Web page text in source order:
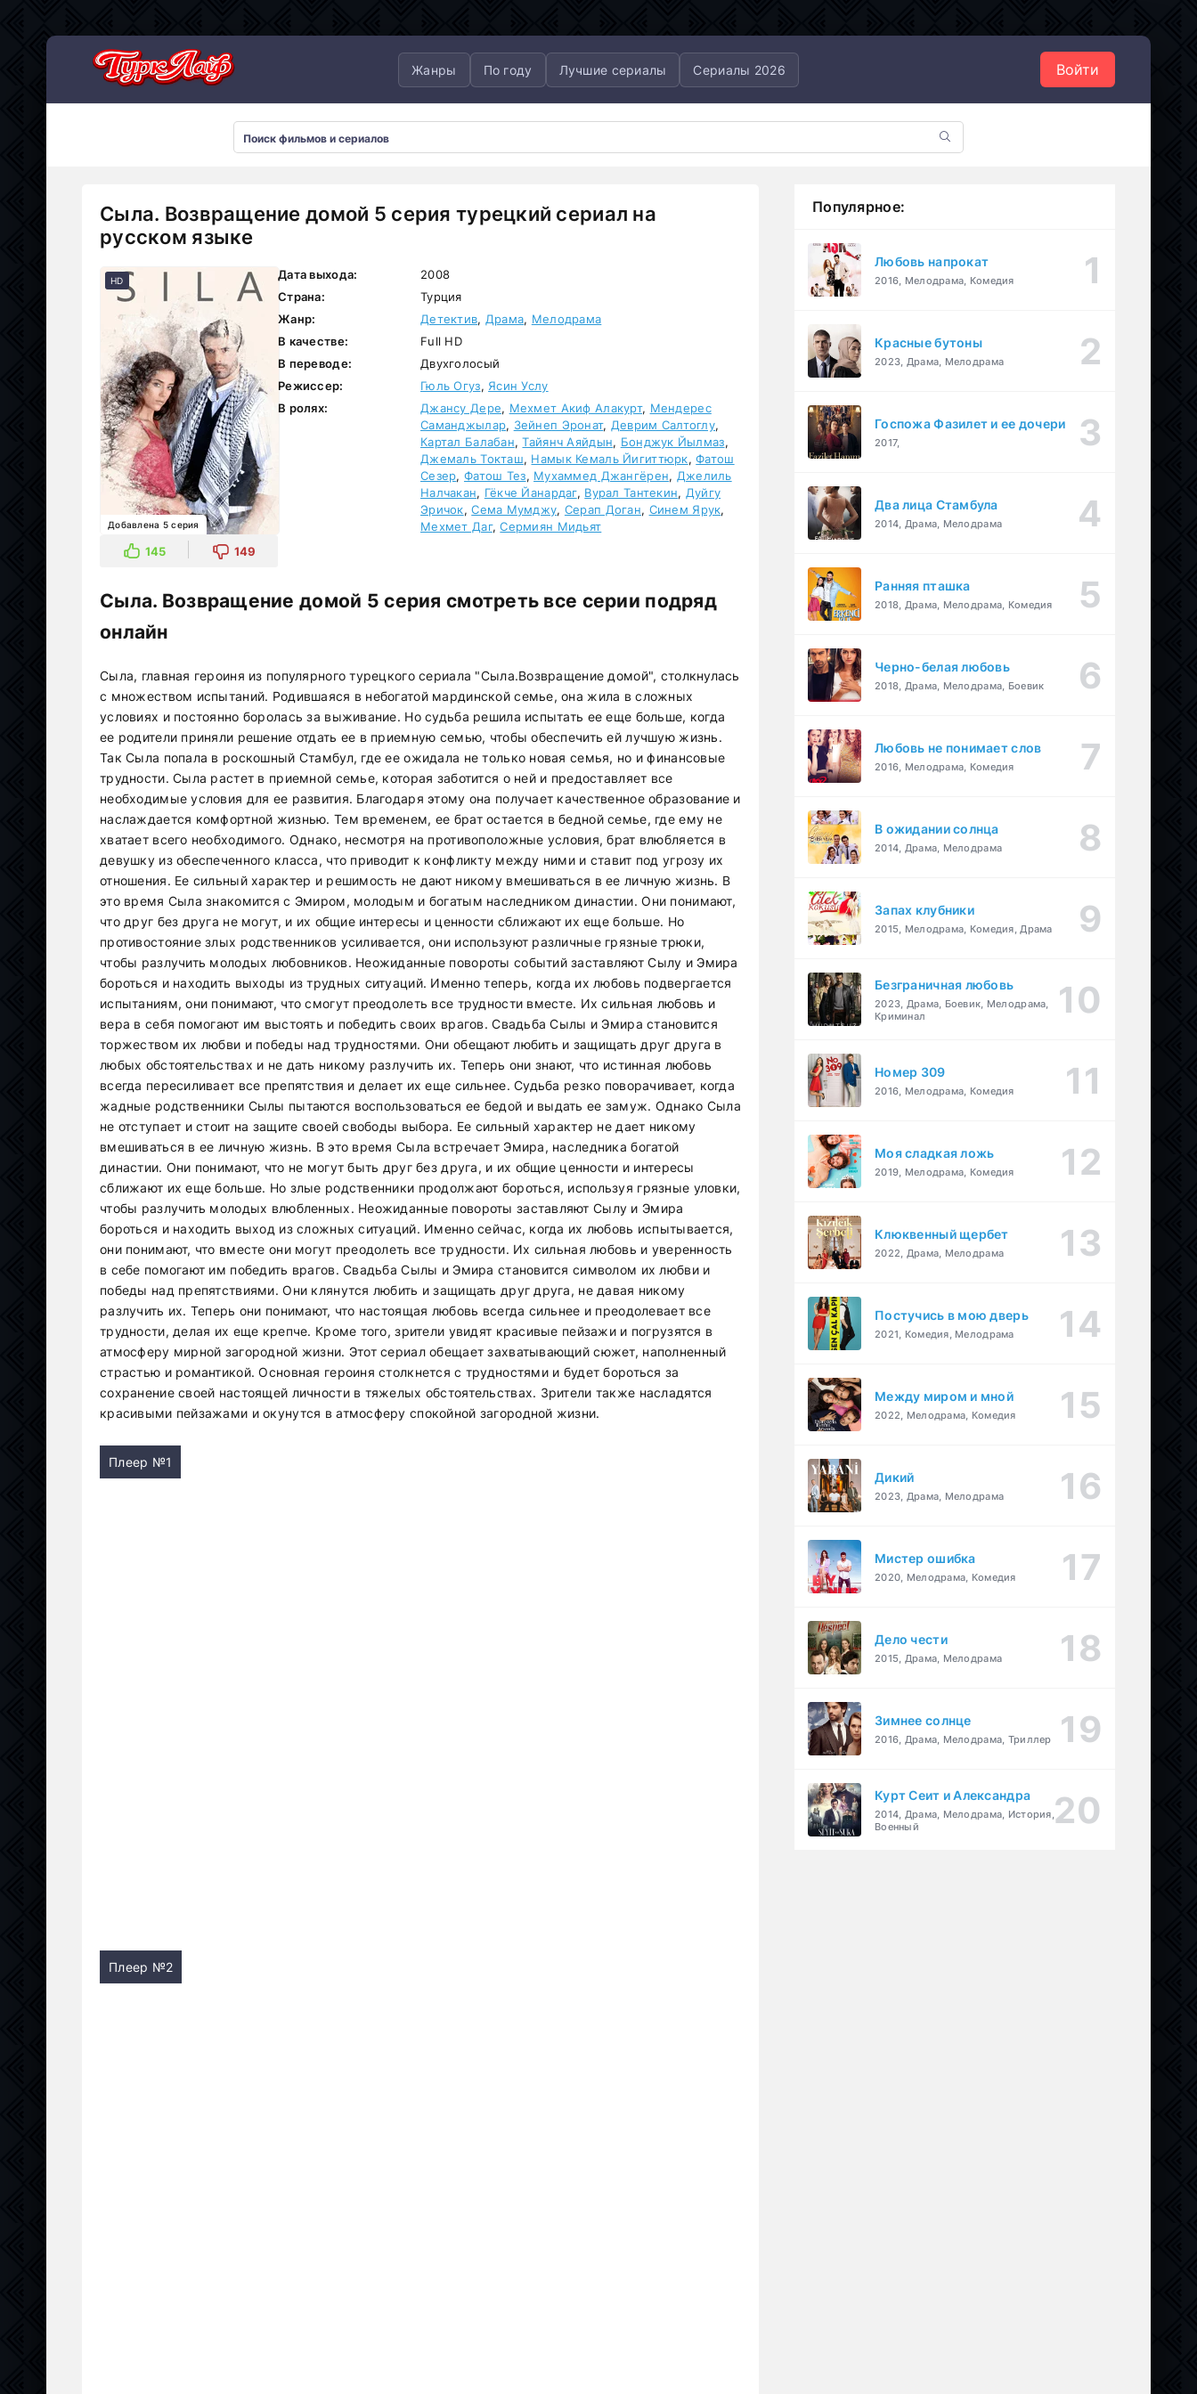
Жанры По году Лучшие сериалы Сериалы 2026 Войти
Сыла. Возвращение домой 5 серия турецкий сериал на
русском языке
HD
Добавлена 5 серия
145 149
Дата выхода:
2008
Страна:
Турция
Жанр:
Детектив, Драма, Мелодрама
В качестве:
Full HD
В переводе:
Двухголосый
Режиссер:
Гюль Огуз, Ясин Услу
В ролях:
Джансу Дере, Мехмет Акиф Алакурт, Мендерес
Саманджылар, Зейнеп Эронат, Деврим Салтоглу,
Картал Балабан,Тайянч Аяйдын, Бонджук Йылмаз,
Джемаль Токташ, Намык Кемаль Йигиттюрк,Фатош
Сезер, Фатош Тез, Мухаммед Джангёрен, Джелиль
Налчакан, Гёкче Йанардаг, Вурал Тантекин, Дуйгу
Эричок,Сема Мумджу, Серап Доган, Синем Ярук,
Мехмет Даг,Сермиян Мидьят
Сыла. Возвращение домой 5 серия смотреть все серии подряд
онлайн
Сыла, главная героиня из популярного турецкого сериала "Сыла.Возвращение домой", столкнулась
с множеством испытаний. Родившаяся в небогатой мардинской семье, она жила в сложных
условиях и постоянно боролась за выживание. Но судьба решила испытать ее еще больше, когда
ее родители приняли решение отдать ее в приемную семью, чтобы обеспечить ей лучшую жизнь.
Так Сыла попала в роскошный Стамбул, где ее ожидала не только новая семья, но и финансовые
трудности. Сыла растет в приемной семье, которая заботится о ней и предоставляет все
необходимые условия для ее развития. Благодаря этому она получает качественное образование и
наслаждается комфортной жизнью. Тем временем, ее брат остается в бедной семье, где ему не
хватает всего необходимого. Однако, несмотря на противоположные условия, брат влюбляется в
девушку из обеспеченного класса, что приводит к конфликту между ними и ставит под угрозу их
отношения. Ее сильный характер и решимость не дают никому вмешиваться в ее личную жизнь. В
это время Сыла знакомится с Эмиром, молодым и богатым наследником династии. Они понимают,
что друг без друга не могут, и их общие интересы и ценности сближают их еще больше. Но
противостояние злых родственников усиливается, они используют различные грязные трюки,
чтобы разлучить молодых любовников. Неожиданные повороты событий заставляют Сылу и Эмира
бороться и находить выходы из трудных ситуаций. Именно теперь, когда их любовь подвергается
испытаниям, они понимают, что смогут преодолеть все трудности вместе. Их сильная любовь и
вера в себя помогают им выстоять и победить своих врагов. Свадьба Сылы и Эмира становится
торжеством их любви и победы над трудностями. Они обещают любить и защищать друг друга в
любых обстоятельствах и не дать никому разлучить их. Теперь они знают, что истинная любовь
всегда пересиливает все препятствия и делает их еще сильнее. Судьба резко поворачивает, когда
жадные родственники Сылы пытаются воспользоваться ее бедой и выдать ее замуж. Однако Сыла
не отступает и стоит на защите своей свободы выбора. Ее сильный характер не дает никому
вмешиваться в ее личную жизнь. В это время Сыла встречает Эмира, наследника богатой
династии. Они понимают, что не могут быть друг без друга, и их общие ценности и интересы
сближают их еще больше. Но злые родственники продолжают бороться, используя грязные уловки,
чтобы разлучить молодых влюбленных. Неожиданные повороты заставляют Сылу и Эмира
бороться и находить выход из сложных ситуаций. Именно сейчас, когда их любовь испытывается,
они понимают, что вместе они могут преодолеть все трудности. Их сильная любовь и уверенность
в себе помогают им победить врагов. Свадьба Сылы и Эмира становится символом их любви и
победы над препятствиями. Они клянутся любить и защищать друг друга, не давая никому
разлучить их. Теперь они понимают, что настоящая любовь всегда сильнее и преодолевает все
трудности, делая их еще крепче. Кроме того, зрители увидят красивые пейзажи и погрузятся в
атмосферу мирной загородной жизни. Этот сериал обещает захватывающий сюжет, наполненный
страстью и романтикой. Основная героиня столкнется с трудностями и будет бороться за
сохранение своей настоящей личности в тяжелых обстоятельствах. Зрители также насладятся
красивыми пейзажами и окунутся в атмосферу спокойной загородной жизни.
Плеер №1
Плеер №2
Популярное:
Любовь напрокат
2016, Мелодрама, Комедия
Красные бутоны
2023, Драма, Мелодрама
Госпожа Фазилет и ее дочери
2017,
Два лица Стамбула
2014, Драма, Мелодрама
Ранняя пташка
2018, Драма, Мелодрама, Комедия
Черно-белая любовь
2018, Драма, Мелодрама, Боевик
Любовь не понимает слов
2016, Мелодрама, Комедия
В ожидании солнца
2014, Драма, Мелодрама
Запах клубники
2015, Мелодрама, Комедия, Драма
Безграничная любовь
2023, Драма, Боевик, Мелодрама,
Криминал
Номер 309
2016, Мелодрама, Комедия
Моя сладкая ложь
2019, Мелодрама, Комедия
Клюквенный щербет
2022, Драма, Мелодрама
Постучись в мою дверь
2021, Комедия, Мелодрама
Между миром и мной
2022, Мелодрама, Комедия
Дикий
2023, Драма, Мелодрама
Мистер ошибка
2020, Мелодрама, Комедия
Дело чести
2015, Драма, Мелодрама
Зимнее солнце
2016, Драма, Мелодрама, Триллер
Курт Сеит и Александра
2014, Драма, Мелодрама, История,
Военный
Сериалы 2026